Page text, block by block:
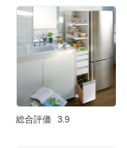
総合評価 3.9